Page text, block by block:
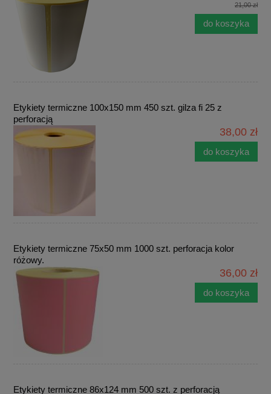
21,00 zł
do koszyka
Etykiety termiczne 100x150 mm 450 szt. gilza fi 25 z
perforacją
38,00 zł
do koszyka
Etykiety termiczne 75x50 mm 1000 szt. perforacja kolor
różowy.
36,00 zł
do koszyka
Etykiety termiczne 86x124 mm 500 szt. z perforacją